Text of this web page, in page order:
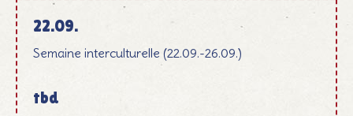
22.09.
Semaine interculturelle (22.09.-26.09.)
tbd